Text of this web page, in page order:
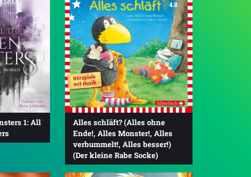
1: All
4.8
Alles schläft? (Alles ohne
Ende!, Alles Monster!, Alles
verbummelt!, Alles besser!)
(Der kleine Rabe Socke)